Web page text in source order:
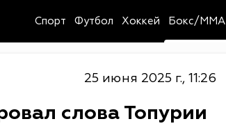
Спорт Футбол Хоккей Бокс/MMA
25 июня 2025 г., 11:26
слова Топурии